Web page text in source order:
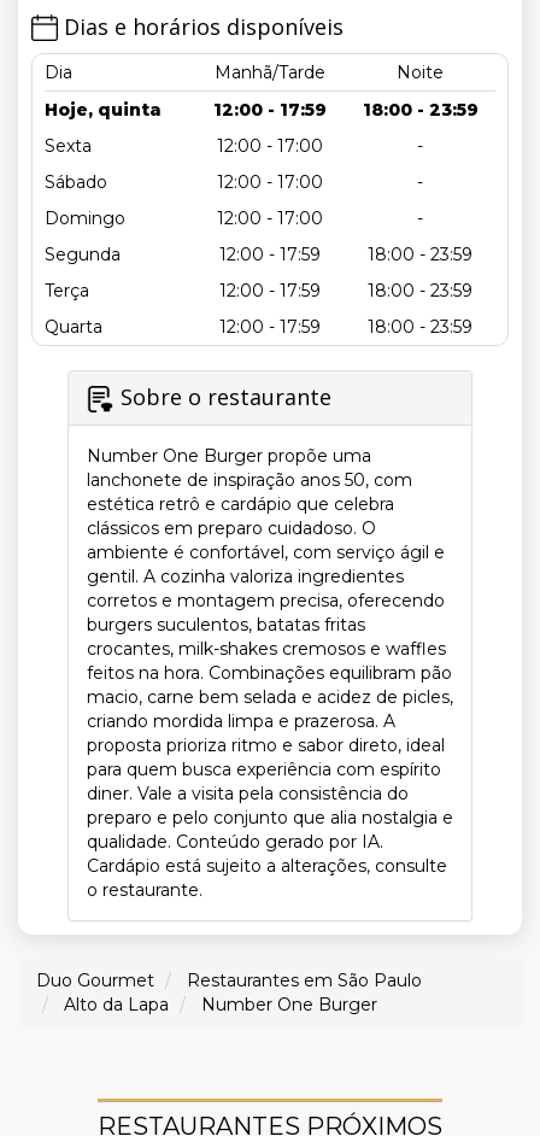
Dias e horários disponíveis
Dia Manhã/Tarde
Noite
Hoje, quinta
12:00 - 17:59
18:00 - 23:59
Sexta
12:00 - 17:00
-
Sábado
12:00 - 17:00
-
Domingo
12:00 - 17:00
-
Segunda
12:00 - 17:59
18:00 - 23:59
Terça
12:00 - 17:59
18:00 - 23:59
Quarta
12:00 - 17:59 18:00 - 23:59
Sobre o restaurante
Number One Burger propõe uma
lanchonete de inspiração anos 50, com
estética retrô e cardápio que celebra
clássicos em preparo cuidadoso. O
ambiente é confortável, com serviço ágil e
gentil. A cozinha valoriza ingredientes
corretos e montagem precisa, oferecendo
burgers suculentos, batatas fritas
crocantes, milk-shakes cremosos e waffles
feitos na hora. Combinações equilibram pão
macio, carne bem selada e acidez de picles,
criando mordida limpa e prazerosa. A
proposta prioriza ritmo e sabor direto, ideal
para quem busca experiência com espírito
diner. Vale a visita pela consistência do
preparo e pelo conjunto que alia nostalgia e
qualidade. Conteúdo gerado por IA.
Cardápio está sujeito a alterações, consulte
o restaurante.
Duo Gourmet
Restaurantes em São Paulo
Alto da Lapa
Number One Burger
RESTAURANTES PRÓXIMOS